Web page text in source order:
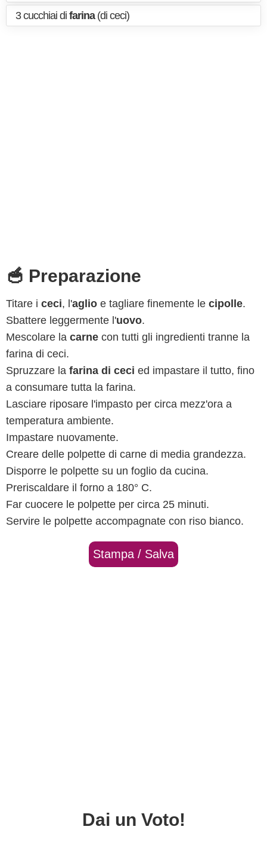
3 cucchiai di farina(di ceci)
🥣 Preparazione
Titare i ceci, l'aglio e tagliare finemente le cipolle.
Sbattere leggermente l'uovo.
Mescolare la carne con tutti gli ingredienti tranne la
farina di ceci.
Spruzzare la farina di ceci ed impastare il tutto, fino
a consumare tutta la farina.
Lasciare riposare l'impasto per circa mezz'ora a
temperatura ambiente.
Impastare nuovamente.
Creare delle polpette di carne di media grandezza.
Disporre le polpette su un foglio da cucina.
Preriscaldare il forno a 180° C.
Far cuocere le polpette per circa 25 minuti.
Servire le polpette accompagnate con riso bianco.
Stampa / Salva
Dai un Voto!